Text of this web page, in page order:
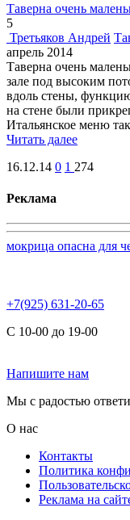
Таверна очень
5
Третьяков Андрей
апрель 2014
Таверна очень
зале под высоким
вдоль стены,
на стене были
Итальянское меню
Читать далее
16.12.14 0 1 274
Реклама
мокрица опасна для
+7(925) 631-20-65
С 10-00 до 19-00
Напишите нам
Мы с радостью
О нас
Контакты
Политика
Реклама на